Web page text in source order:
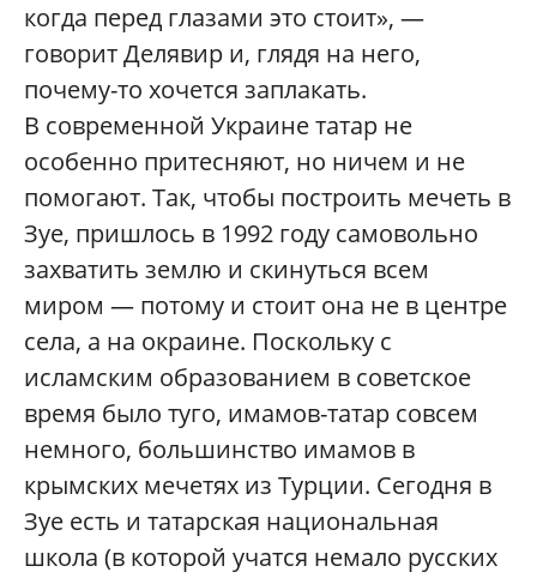
когда перед глазами это стоит», —
говорит Делявир и, глядя на него,
почему-то хочется заплакать.
В современной Украине татар не
особенно притесняют, но ничем и не
помогают. Так, чтобы построить мечеть в
Зуе, пришлось в 1992 году самовольно
захватить землю и скинуться всем
миром — потому и стоит она не в центре
села, а на окраине. Поскольку с
исламским образованием в советское
время было туго, имамов-татар совсем
немного, большинство имамов в
крымских мечетях из Турции. Сегодня в
Зуе есть и татарская национальная
школа (в которой учатся немало русских